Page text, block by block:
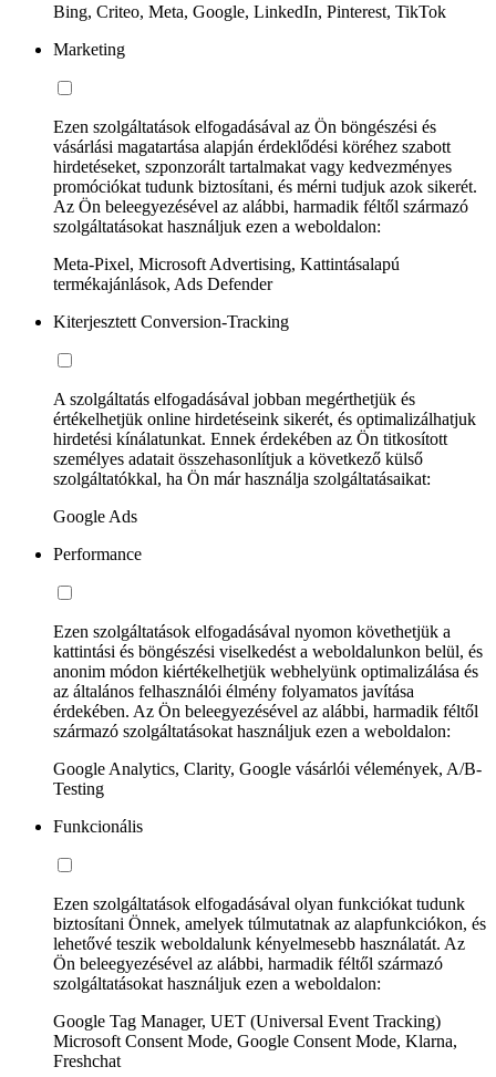
Bing, Criteo, Meta, Google, LinkedIn, Pinterest, TikTok
Marketing
Ezen szolgáltatások elfogadásával az Ön böngészési és
vásárlási magatartása alapján érdeklődési köréhez szabott
hirdetéseket, szponzorált tartalmakat vagy kedvezményes
promóciókat tudunk biztosítani, és mérni tudjuk azok sikerét.
Az Ön beleegyezésével az alábbi, harmadik féltől származó
szolgáltatásokat használjuk ezen a weboldalon:
Meta-Pixel, Microsoft Advertising, Kattintásalapú
termékajánlások, Ads Defender
Kiterjesztett Conversion-Tracking
A szolgáltatás elfogadásával jobban megérthetjük és
értékelhetjük online hirdetéseink sikerét, és optimalizálhatjuk
hirdetési kínálatunkat. Ennek érdekében az Ön titkosított
személyes adatait összehasonlítjuk a következő külső
szolgáltatókkal, ha Ön már használja szolgáltatásaikat:
Google Ads
Performance
Ezen szolgáltatások elfogadásával nyomon követhetjük a
kattintási és böngészési viselkedést a weboldalunkon belül, és
anonim módon kiértékelhetjük webhelyünk optimalizálása és
az általános felhasználói élmény folyamatos javítása
érdekében. Az Ön beleegyezésével az alábbi, harmadik féltől
származó szolgáltatásokat használjuk ezen a weboldalon:
Google Analytics, Clarity, Google vásárlói vélemények, A/B-
Testing
Funkcionális
Ezen szolgáltatások elfogadásával olyan funkciókat tudunk
biztosítani Önnek, amelyek túlmutatnak az alapfunkciókon, és
lehetővé teszik weboldalunk kényelmesebb használatát. Az
Ön beleegyezésével az alábbi, harmadik féltől származó
szolgáltatásokat használjuk ezen a weboldalon:
Google Tag Manager, UET (Universal Event Tracking)
Microsoft Consent Mode, Google Consent Mode, Klarna,
Freshchat